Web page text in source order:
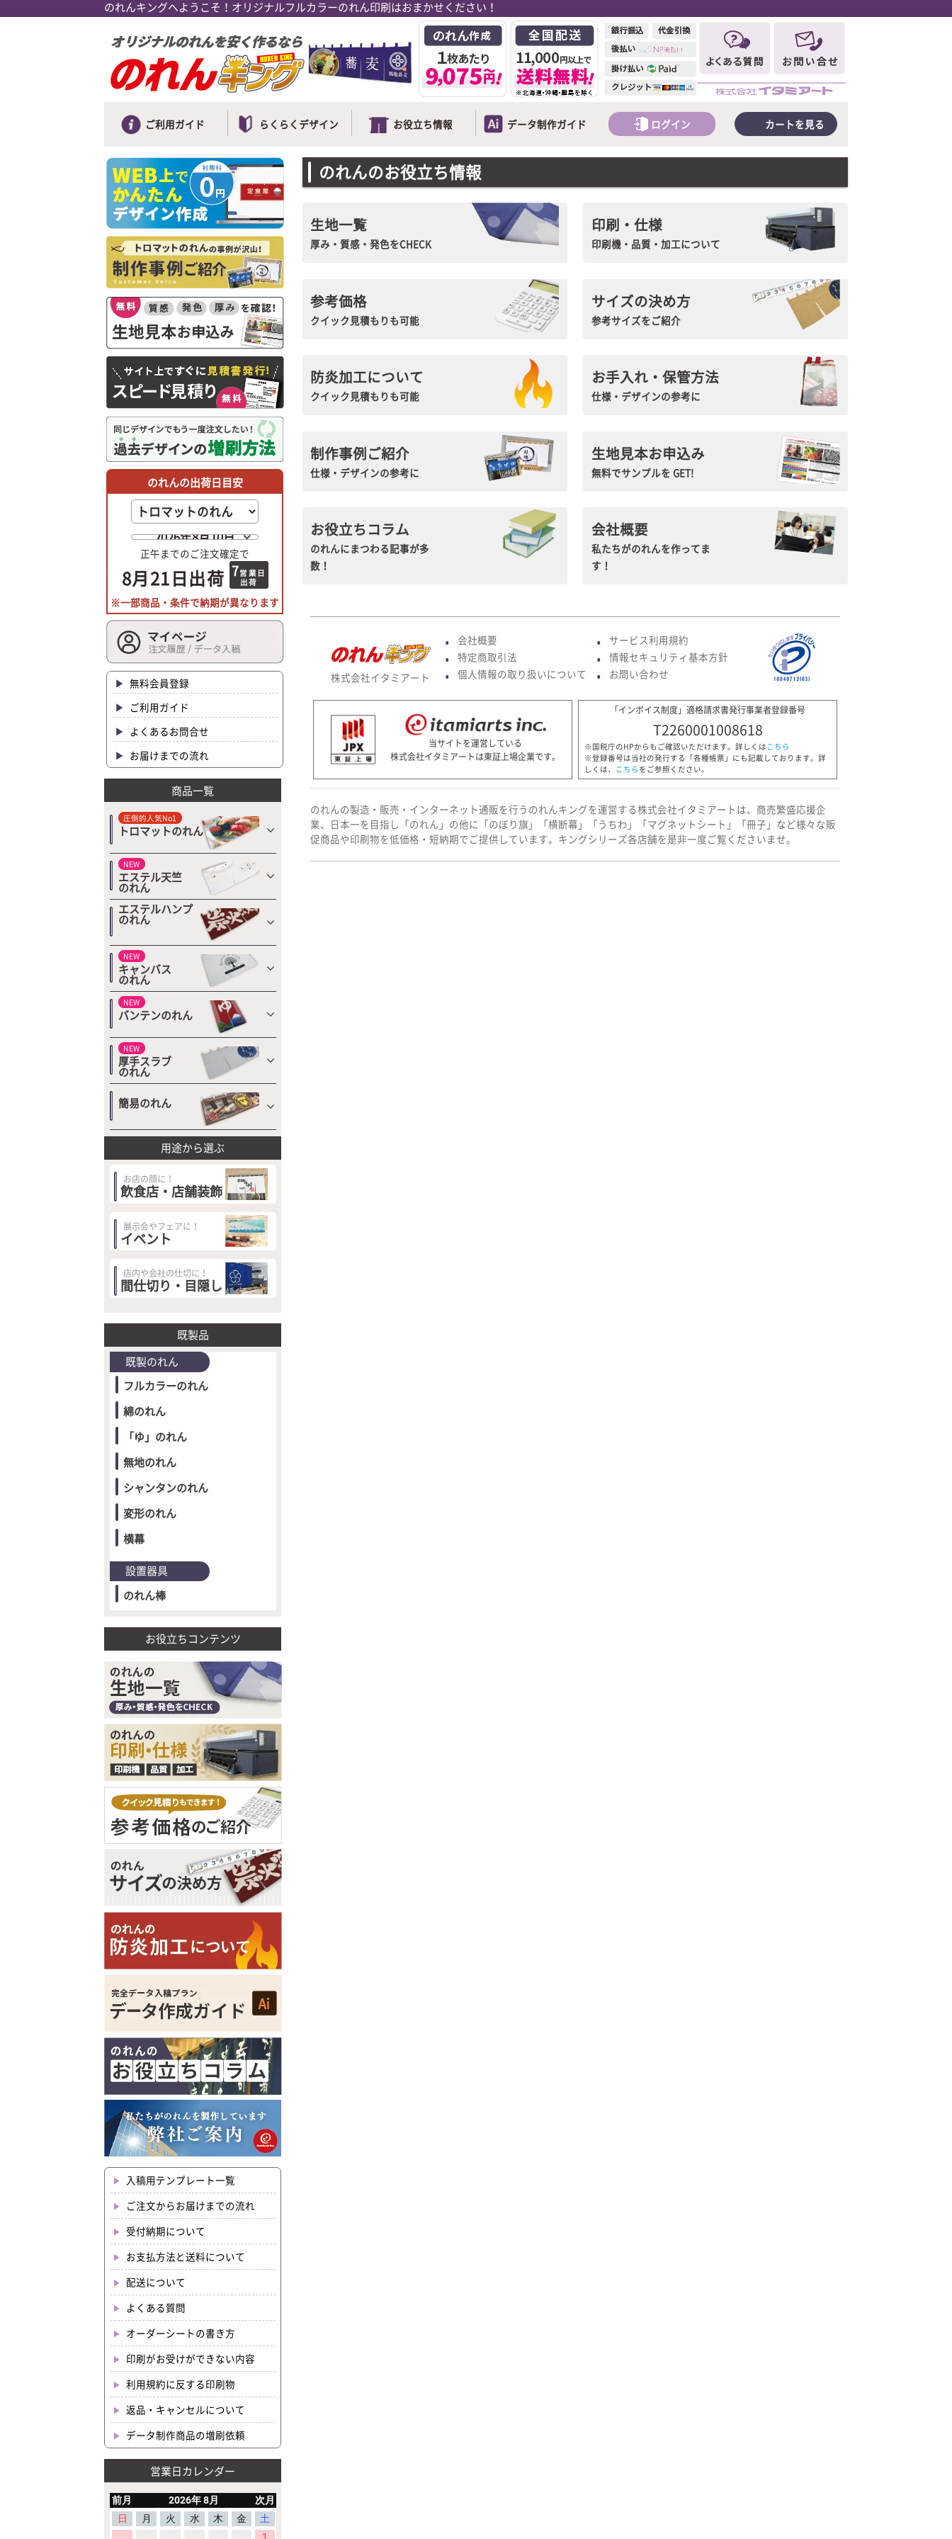
のれんキングへようこそ！オリジナルフルカラーのれん印刷はおまかせください！
ご利用ガイド らくらくデザイン お役立ち情報 データ制作ガイド ログイン カートを見る
のれんの出荷日目安
正午までのご注文確定で
8月21日出荷 7営業日
出荷
※一部商品・条件で納期が異なります
無料会員登録
ご利用ガイド
よくあるお問合せ
お届けまでの流れ
商品一覧
圧倒的人気No1
トロマットのれん
NEW
エステル天竺
のれん
エステルハンプ
のれん
NEW
キャンバス
のれん
NEW
バンテンのれん
NEW
厚手スラブ
のれん
簡易のれん
用途から選ぶ
お店の顔に！
飲食店・店舗装飾
展示会やフェアに！
イベント
店内や会社の仕切に！
間仕切り・目隠し
既製品
既製のれん
フルカラーのれん
綿のれん
「ゆ」のれん
無地のれん
シャンタンのれん
変形のれん
横幕
設置器具
のれん棒
お役立ちコンテンツ
入稿用テンプレート一覧
ご注文からお届けまでの流れ
受付納期について
お支払方法と送料について
配送について
よくある質問
オーダーシートの書き方
印刷がお受けができない内容
利用規約に反する印刷物
返品・キャンセルについて
データ制作商品の増刷依頼
営業日カレンダー
のれんのお役立ち情報
生地一覧
厚み・質感・発色をCHECK
印刷・仕様
印刷機・品質・加工について
参考価格
クイック見積もりも可能
サイズの決め方
参考サイズをご紹介
防炎加工について
クイック見積もりも可能
お手入れ・保管方法
仕様・デザインの参考に
制作事例ご紹介
仕様・デザインの参考に
生地見本お申込み
無料でサンプルを GET!
お役立ちコラム
のれんにまつわる記事が多
数！
会社概要
私たちがのれんを作ってま
す！
株式会社イタミアート
● 会社概要
● 特定商取引法
● 個人情報の取り扱いについて
● サービス利用規約
● 情報セキュリティ基本方針
● お問い合わせ
当サイトを運営している
株式会社イタミアートは東証上場企業です。
「インボイス制度」適格請求書発行事業者登録番号
T2260001008618
※国税庁のHPからもご確認いただけます。詳しくは こちら
※登録番号は当社の発行する「各種帳票」にも記載しております。詳
しくは、
こちら をご参照ください。
のれんの製造・販売・インターネット通販を行うのれんキングを運営する株式会社イタミアートは、商売繁盛応援企
業、日本一を目指し「のれん」の他に「のぼり旗」「横断幕」「うちわ」「マグネットシート」「冊子」など様々な販
促商品や印刷物を低価格・短納期でご提供しています。キングシリーズ各店舗を是非一度ご覧くださいませ。